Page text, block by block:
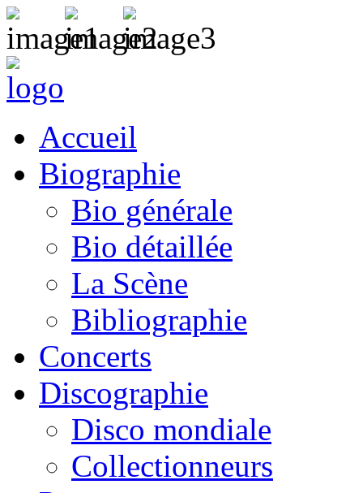
Accueil
Biographie
Bio générale
Bio détaillée
La Scène
Bibliographie
Concerts
Discographie
Disco mondiale
Collectionneurs